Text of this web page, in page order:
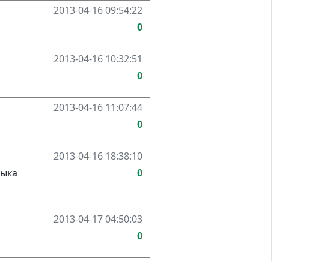
2013-04-16 09:54:22
0
2013-04-16 10:32:51
0
2013-04-16 11:07:44
0
2013-04-16 18:38:10
0
2013-04-17 04:50:03
0